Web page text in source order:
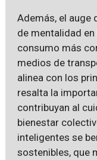
Además, el auge
de mentalidad
consumo más
medios de
alinea con los
resalta la
contribuyan al
bienestar
inteligentes se
sostenibles, que